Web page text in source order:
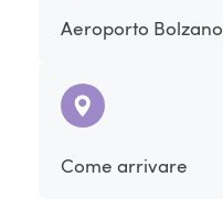
Aeroporto Bolzano
Come arrivare